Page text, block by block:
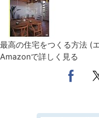
最高の住宅をつくる方法 (
Amazonで詳しく見る